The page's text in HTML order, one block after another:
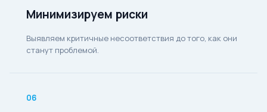
Минимизируем риски
Выявляем критичные несоответствия до того, как они
станут проблемой.
06